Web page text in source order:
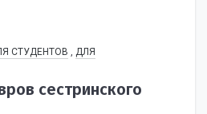
СТУДЕНТОВ
ДЛЯ
сестринского